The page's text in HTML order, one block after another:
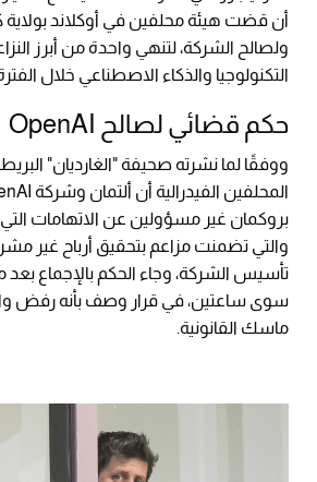
أن قضت هيئة محلفين في أوكلاند بولاية
ولصالح الشركة، لتنهي واحدة من أبرز
التكنولوجيا والذكاء الاصطناعي خلال
حكم قضائي لصالح OpenAI
ووفقًا لما نشرته صحيفة "الغارديان"
بروكمان غير مسؤولين عن الاتهامات
والتي تضمنت مزاعم بتحقيق أرباح غير
تأسيس الشركة، وجاء الحكم بالإجماع
سوى ساعتين، في قرار وصف بأنه رفض
ماسك القانونية.